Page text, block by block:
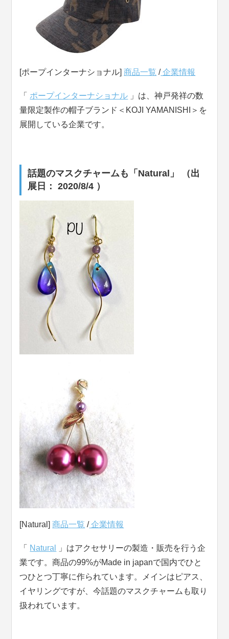
[ポープインターナショナル]商品一覧 /企業情報
「 ポープインターナショナル 」は、神戸発祥の数
量限定製作の帽子ブランド＜KOJI YAMANISHI＞を
展開している企業です。
話題のマスクチャームも「Natural」 （出
展日： 2020/8/4 ）
[Natural]商品一覧 /企業情報
「 Natural
」はアクセサリーの製造・販売を行う企
業です。商品の99%がMade in japanで国内でひと
つひとつ丁寧に作られています。メインはピアス、
イヤリングですが、今話題のマスクチャームも取り
扱われています。